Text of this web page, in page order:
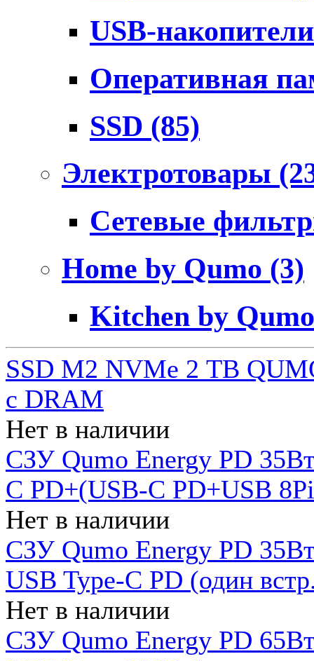
USB-
Оперативная
SSD (85)
Электротовары
Сетевые
Home by Qumo (3)
Kitchen by
SSD M2 NVMe 2 ТB
c DRAM
Нет в наличии
СЗУ Qumo Energy PD
C PD+(USB-C PD+USB
Нет в наличии
СЗУ Qumo Energy PD
USB Type-C PD (один
Нет в наличии
СЗУ Qumo Energy PD